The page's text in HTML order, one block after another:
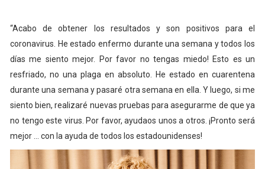
“Acabo de obtener los resultados y son positivos para el
coronavirus. He estado enfermo durante una semana y todos los
días me siento mejor. Por favor no tengas miedo! Esto es un
resfriado, no una plaga en absoluto. He estado en cuarentena
durante una semana y pasaré otra semana en ella. Y luego, si me
siento bien, realizaré nuevas pruebas para asegurarme de que ya
no tengo este virus. Por favor, ayudaos unos a otros. ¡Pronto será
mejor ... con la ayuda de todos los estadounidenses!